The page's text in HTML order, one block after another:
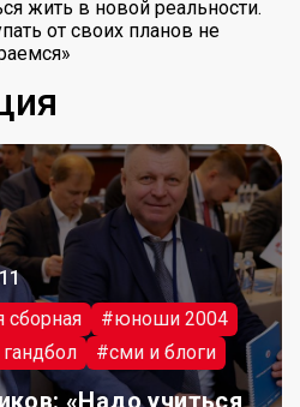
жить в новой реальности.
от своих планов не
сборная
#юноши 2004
#сми и блоги
«Надо учиться